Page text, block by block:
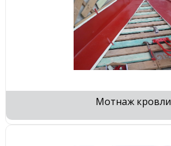
Мотнаж кровли